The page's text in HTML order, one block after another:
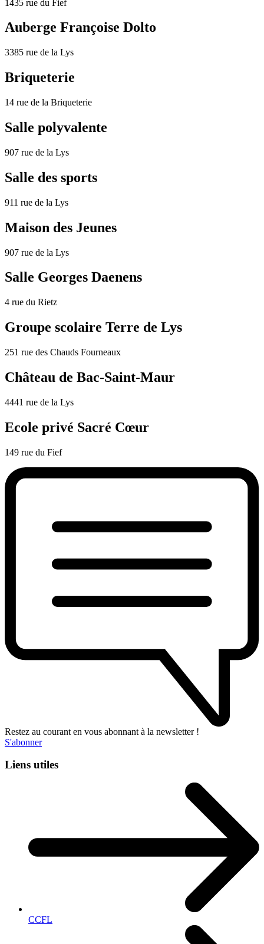
1435 rue du Fief
Auberge Françoise Dolto
3385 rue de la Lys
Briqueterie
14 rue de la Briqueterie
Salle polyvalente
907 rue de la Lys
Salle des sports
911 rue de la Lys
Maison des Jeunes
907 rue de la Lys
Salle Georges Daenens
4 rue du Rietz
Groupe scolaire Terre de Lys
251 rue des Chauds Fourneaux
Château de Bac-Saint-Maur
4441 rue de la Lys
Ecole privé Sacré Cœur
149 rue du Fief
Restez au courant en vous abonnant à la newsletter !
S'abonner
Liens utiles
CCFL